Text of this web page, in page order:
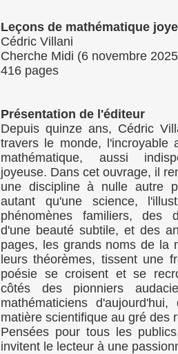
Leçons de mathématique
Cédric Villani
Cherche Midi (6 novembre
416 pages
Présentation de l'éditeur
Depuis quinze ans, Cédric
travers le monde, l'incroyable
mathématique, aussi
joyeuse. Dans cet ouvrage, il
une discipline à nulle autre
autant qu'une science,
phénomènes familiers, des
d'une beauté subtile, et des
pages, les grands noms de la
leurs théorèmes, tissent une
poésie se croisent et se
côtés des pionniers
mathématiciens
matière scientifique au gré des
Pensées pour tous les
invitent le lecteur à une